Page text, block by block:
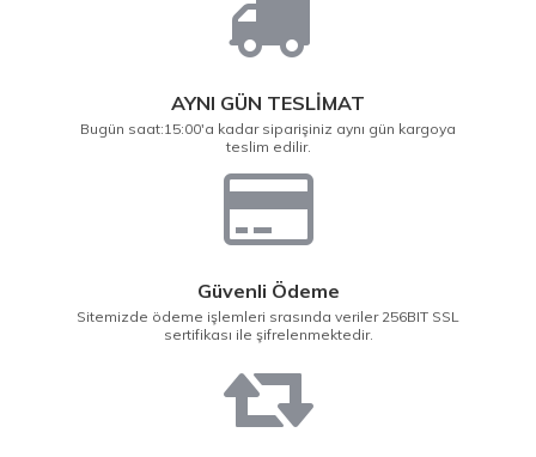
AYNI GÜN TESLİMAT
Bugün saat:15:00'a kadar siparişiniz aynı gün kargoya
teslim edilir.
Güvenli Ödeme
Sitemizde ödeme işlemleri srasında veriler 256BIT SSL
sertifikası ile şifrelenmektedir.